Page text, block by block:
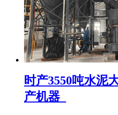
时产3550吨水泥
产机器_